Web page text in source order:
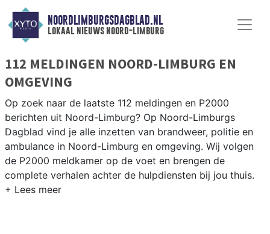
NOORDLIMBURGSDAGBLAD.NL
lokaal nieuws noord-limburg
112 MELDINGEN NOORD-LIMBURG EN
OMGEVING
Op zoek naar de laatste 112 meldingen en P2000
berichten uit Noord-Limburg? Op Noord-Limburgs
Dagblad vind je alle inzetten van brandweer, politie en
ambulance in Noord-Limburg en omgeving. Wij volgen
de P2000 meldkamer op de voet en brengen de
complete verhalen achter de hulpdiensten bij jou thuis.